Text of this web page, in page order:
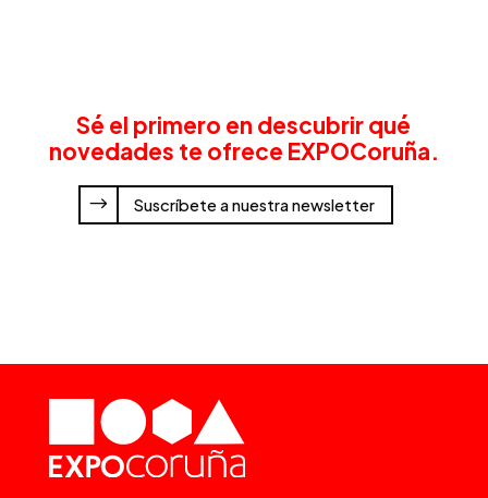
Sé el primero en descubrir qué
novedades te ofrece EXPOCoruña.
Suscríbete a nuestra newsletter